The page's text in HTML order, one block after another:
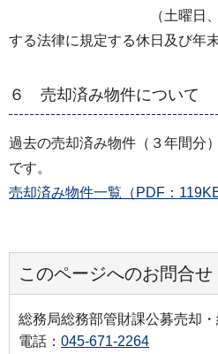
（土曜日、日曜日
する法律に規定する休日及び年
６ 売却済み物件について
過去の売却済み物件（３年間分
です。
売却済み物件一覧（PDF：119KB
このページへのお問合せ
総務局総務部管財課公募売却
電話： 045-671-2264